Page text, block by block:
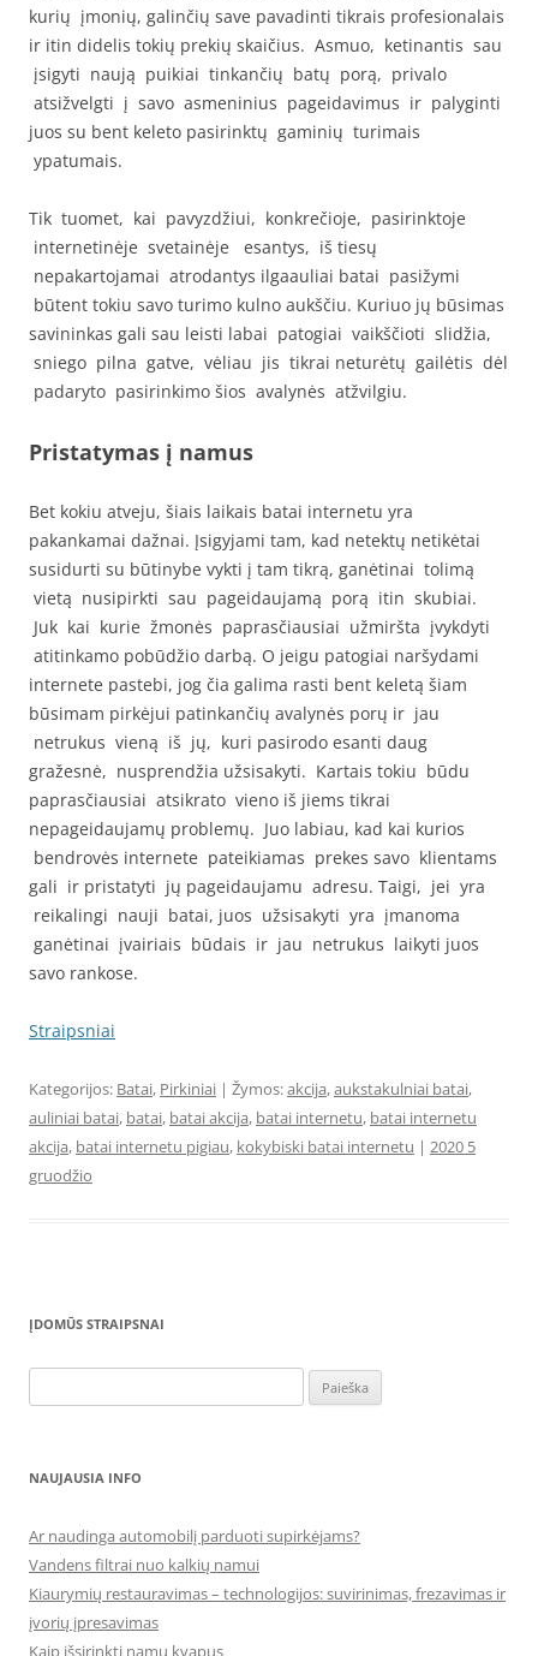
kurių įmonių, galinčių save pavadinti tikrais profesionalais
ir itin didelis tokių prekių skaičius. Asmuo, ketinantis sau
įsigyti naują puikiai tinkančių batų porą, privalo
atsižvelgti į savo asmeninius pageidavimus ir palyginti
juos su bent keleto pasirinktų gaminių turimais
ypatumais.
Tik tuomet, kai pavyzdžiui, konkrečioje, pasirinktoje
internetinėje svetainėje esantys, iš tiesų
nepakartojamai atrodantys ilgaauliai batai pasižymi
būtent tokiu savo turimo kulno aukščiu. Kuriuo jų būsimas
savininkas gali sau leisti labai patogiai vaikščioti slidžia,
sniego pilna gatve, vėliau jis tikrai neturėtų gailėtis dėl
padaryto pasirinkimo šios avalynės atžvilgiu.
Pristatymas į namus
Bet kokiu atveju, šiais laikais batai internetu yra
pakankamai dažnai. Įsigyjami tam, kad netektų netikėtai
susidurti su būtinybe vykti į tam tikrą, ganėtinai tolimą
vietą nusipirkti sau pageidaujamą porą itin skubiai.
Juk kai kurie žmonės paprasčiausiai užmiršta įvykdyti
atitinkamo pobūdžio darbą. O jeigu patogiai naršydami
internete pastebi, jog čia galima rasti bent keletą šiam
būsimam pirkėjui patinkančių avalynės porų ir jau
netrukus vieną iš jų, kuri pasirodo esanti daug
gražesnė, nusprendžia užsisakyti. Kartais tokiu būdu
paprasčiausiai atsikrato vieno iš jiems tikrai
nepageidaujamų problemų. Juo labiau, kad kai kurios
bendrovės internete pateikiamas prekes savo klientams
gali ir pristatyti jų pageidaujamu adresu. Taigi, jei yra
reikalingi nauji batai, juos užsisakyti yra įmanoma
ganėtinai įvairiais būdais ir jau netrukus laikyti juos
savo rankose.
Straipsniai
Kategorijos: Batai, Pirkiniai | Žymos:akcija,aukstakulniai batai,
auliniai batai, batai, batai akcija, batai internetu, batai internetu
akcija, batai internetu pigiau, kokybiski batai internetu | 2020 5
gruodžio
ĮDOMŪS STRAIPSNAI
NAUJAUSIA INFO
Ar naudinga automobilį parduoti supirkėjams?
Vandens filtrai nuo kalkių namui
Kiaurymių restauravimas – technologijos: suvirinimas, frezavimas ir
įvorių įpresavimas
Kaip išsirinkti namų kvapus